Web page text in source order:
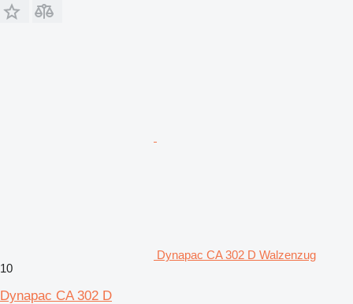
Dynapac CA 302 D Walzenzug
10
Dynapac CA 302 D